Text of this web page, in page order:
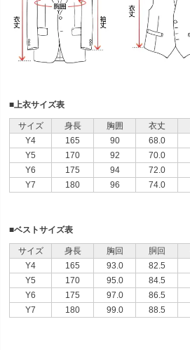
■上衣サイズ表
サイズ 身長 胸囲 衣丈
Y4
165 90 68.0
Y5
170 92 70.0
Y6
175 94 72.0
Y7
180 96 74.0
■ベストサイズ表
サイズ 身長 胸回 胴回
Y4
165 93.0 82.5
Y5
170 95.0 84.5
Y6
175 97.0 86.5
Y7
180 99.0 88.5